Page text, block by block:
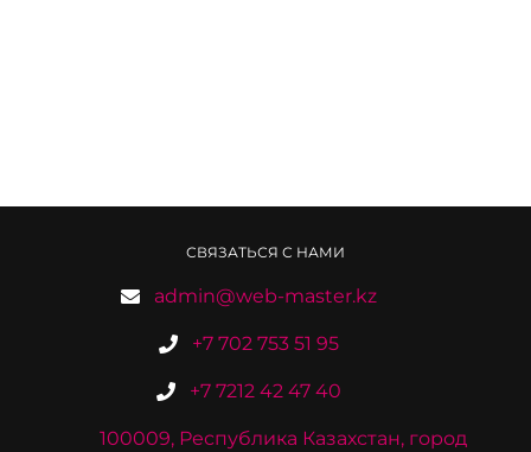
СВЯЗАТЬСЯ С НАМИ
admin@web-master.kz
+7 702 753 51 95
+7 7212 42 47 40
100009, Республика Казахстан, город